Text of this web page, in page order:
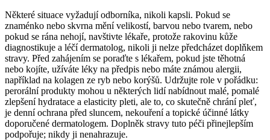
Některé situace vyžadují odborníka, nikoli kapsli. Pokud se
znaménko nebo skvrna mění velikostí, barvou nebo tvarem, nebo
pokud se rána nehojí, navštivte lékaře, protože rakovinu kůže
diagnostikuje a léčí dermatolog, nikoli ji nelze předcházet doplňkem
stravy. Před zahájením se poraďte s lékařem, pokud jste těhotná
nebo kojíte, užíváte léky na předpis nebo máte známou alergii,
například na kolagen ze ryb nebo korýšů. Udržujte role v pořádku:
perorální produkty mohou u některých lidí nabídnout malé, pomalé
zlepšení hydratace a elasticity pleti, ale to, co skutečně chrání pleť,
je denní ochrana před sluncem, nekouření a topické účinné látky
doporučené dermatologem. Doplněk stravy tuto péči přinejlepším
podpořuje; nikdy ji nenahrazuje.